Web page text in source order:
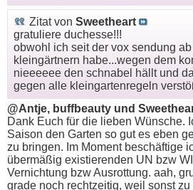
Zitat von Sweetheart
gratuliere duchesse!!!
obwohl ich seit der vox sendung
kleingärtnern habe...wegen dem
nieeeeee den schnabel hällt und
gegen alle kleingartenregeln
@Antje, buffbeauty und
Dank Euch für die lieben Wünsche.
Saison den Garten so gut es eben
zu bringen. Im Moment beschäftige
übermäßig existierenden UN bzw
Vernichtung bzw Ausrottung. aah,
grade noch rechtzeitig, weil sonst